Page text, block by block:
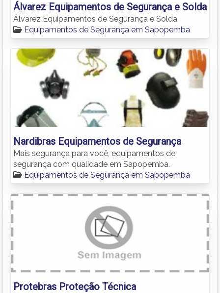
Álvarez Equipamentos de Segurança e Solda
Álvarez Equipamentos de Segurança e Solda
Equipamentos de Segurança em Sapopemba
Nardibras Equipamentos de Segurança
Mais segurança para você, equipamentos de
segurança com qualidade em Sapopemba.
Equipamentos de Segurança em Sapopemba
Protebras Proteção Técnica